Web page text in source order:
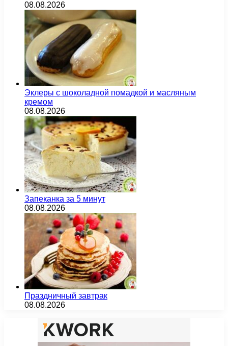
08.08.2026
Эклеры с шоколадной помадкой и масляным
кремом
08.08.2026
Запеканка за 5 минут
08.08.2026
Праздничный завтрак
08.08.2026